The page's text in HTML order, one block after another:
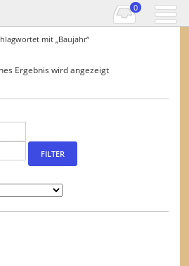
0
mit „Baujahr“
Ergebnis wird angezeigt
PreisFILTER